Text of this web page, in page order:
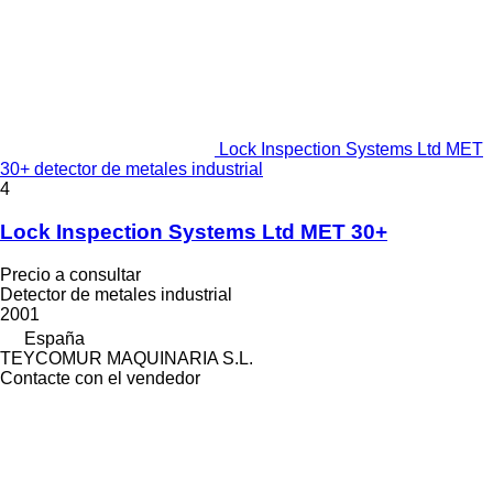
Lock Inspection Systems Ltd MET
30+ detector de metales industrial
4
Lock Inspection Systems Ltd MET 30+
Precio a consultar
Detector de metales industrial
2001
España
TEYCOMUR MAQUINARIA S.L.
Contacte con el vendedor